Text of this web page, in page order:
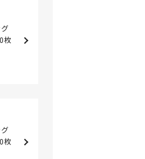
枚
枚